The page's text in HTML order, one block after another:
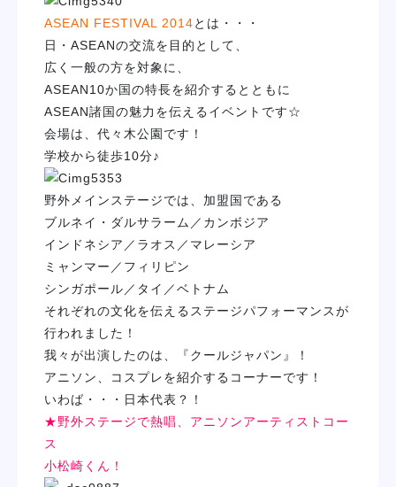
ASEAN FESTIVAL 2014とは・・・
日・ASEANの交流を目的として、
広く一般の方を対象に、
ASEAN10か国の特長を紹介するとともに
ASEAN諸国の魅力を伝えるイベントです☆
会場は、代々木公園です！
学校から徒歩10分♪
野外メインステージでは、加盟国である
ブルネイ・ダルサラーム／カンボジア
インドネシア／ラオス／マレーシア
ミャンマー／フィリピン
シンガポール／タイ／ベトナム
それぞれの文化を伝えるステージパフォーマンスが
行われました！
我々が出演したのは、『クールジャパン』！
アニソン、コスプレを紹介するコーナーです！
いわば・・・日本代表？！
★野外ステージで熱唱、アニソンアーティストコー
ス
小松崎くん！
学科・専攻
就職・デビュー
スクールライフ
訪問者別